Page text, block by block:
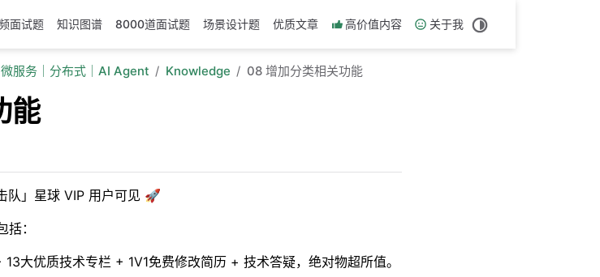
面试题 知识图谱 8000道面试题 场景设计题 优质文章 高价值内容 关于我
服务｜分布式｜AI Agent Knowledge 08 增加分类相关功能
能
队」星球 VIP 用户可见 🚀
：
大优质技术专栏 + 1V1免费修改简历 + 技术答疑，绝对物超所值。